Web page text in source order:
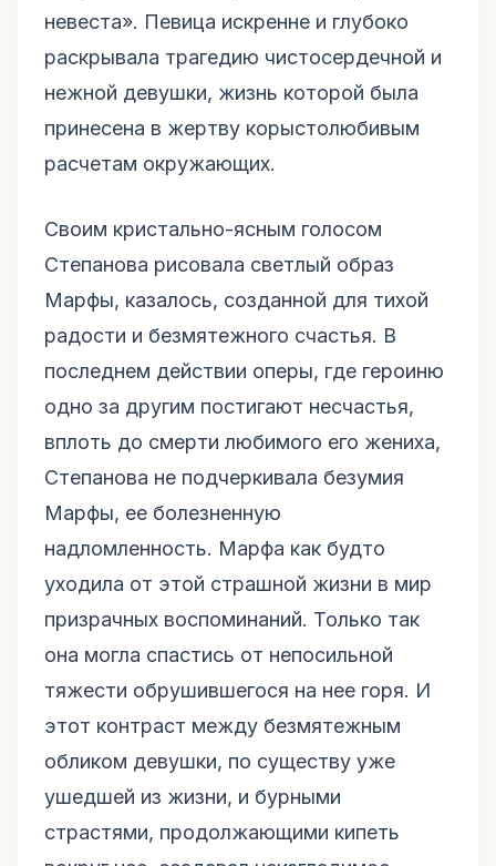
невеста». Певица искренне и глубоко
раскрывала трагедию чистосердечной и
нежной девушки, жизнь которой была
принесена в жертву корыстолюбивым
расчетам окружающих.
Своим кристально-ясным голосом
Степанова рисовала светлый образ
Марфы, казалось, созданной для тихой
радости и безмятежного счастья. В
последнем действии оперы, где героиню
одно за другим постигают несчастья,
вплоть до смерти любимого его жениха,
Степанова не подчеркивала безумия
Марфы, ее болезненную
надломленность. Марфа как будто
уходила от этой страшной жизни в мир
призрачных воспоминаний. Только так
она могла спастись от непосильной
тяжести обрушившегося на нее горя. И
этот контраст между безмятежным
обликом девушки, по существу уже
ушедшей из жизни, и бурными
страстями, продолжающими кипеть